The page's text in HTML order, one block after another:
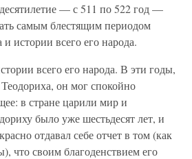
— с 511 по 522 год —
самым блестящим периодом
истории всего его народа.
всего его народа. В эти годы,
он мог спокойно
в стране царили мир и
было уже шестьдесят лет, и
отдавал себе отчет в том (как
что своим благоденствием его